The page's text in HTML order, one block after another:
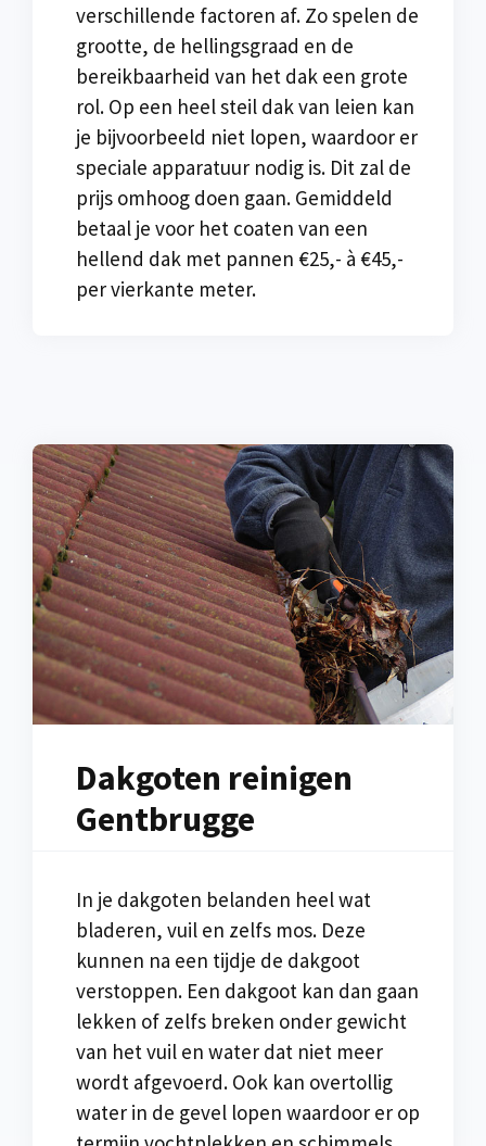
verschillende factoren af. Zo spelen de
grootte, de hellingsgraad en de
bereikbaarheid van het dak een grote
rol. Op een heel steil dak van leien kan
je bijvoorbeeld niet lopen, waardoor er
speciale apparatuur nodig is. Dit zal de
prijs omhoog doen gaan. Gemiddeld
betaal je voor het coaten van een
hellend dak met pannen €25,- à €45,-
per vierkante meter.
Dakgoten reinigen
Gentbrugge
In je dakgoten belanden heel wat
bladeren, vuil en zelfs mos. Deze
kunnen na een tijdje de dakgoot
verstoppen. Een dakgoot kan dan gaan
lekken of zelfs breken onder gewicht
van het vuil en water dat niet meer
wordt afgevoerd. Ook kan overtollig
water in de gevel lopen waardoor er op